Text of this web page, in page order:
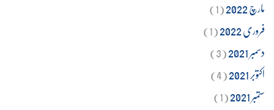
مارچ 2022
(1)
فروری 2022
(1)
دسمبر 2021
(3)
اکتوبر 2021
(4)
ستمبر 2021
(1)